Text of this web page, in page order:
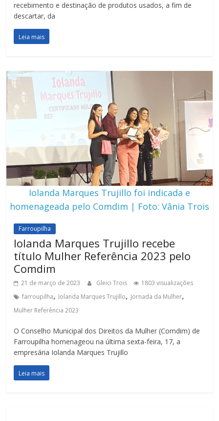
recebimento e destinação de produtos usados, a fim de
descartar, da
Leia mais
Iolanda Marques Trujillo foi indicada e
homenageada pelo Comdim | Foto: Vânia Trois
Farroupilha
Iolanda Marques Trujillo recebe
título Mulher Referência 2023 pelo
Comdim
21 de março de 2023 Gleici Trois
1803 visualizações
farroupilha, Iolanda Marques Trujillo, Jornada da Mulher,
Mulher Referência 2023
O Conselho Municipal dos Direitos da Mulher (Comdim) de
Farroupilha homenageou na última sexta-feira, 17, a
empresária Iolanda Marques Trujillo
Leia mais